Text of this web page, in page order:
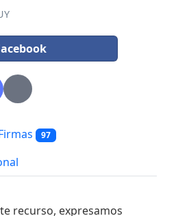
97
recurso, expresamos